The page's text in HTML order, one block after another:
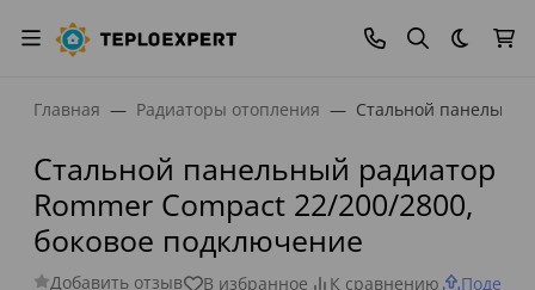
Темная
Главная Радиаторы отопления Стальной
Стальной панельный радиатор
Rommer Compact 22/200/2800,
боковое подключение
Добавить отзыв В избранное К сравнению